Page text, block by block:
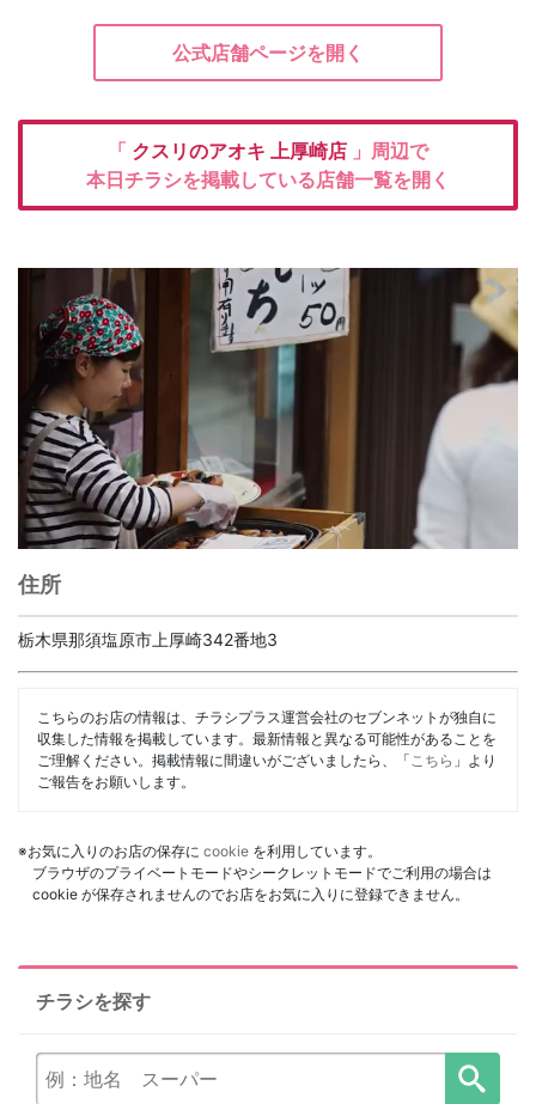
公式店舗ページを開く
「 クスリのアオキ 上厚崎店 」周辺で
本日チラシを掲載している店舗一覧を開く
住所
栃木県那須塩原市上厚崎342番地3
こちらのお店の情報は、チラシプラス運営会社のセブンネットが独自に
収集した情報を掲載しています。最新情報と異なる可能性があることを
ご理解ください。掲載情報に間違いがございましたら、「 こちら 」より
ご報告をお願いします。
※お気に入りのお店の保存に cookie を利用しています。
ブラウザのプライベートモードやシークレットモードでご利用の場合は
cookie が保存されませんのでお店をお気に入りに登録できません。
チラシを探す